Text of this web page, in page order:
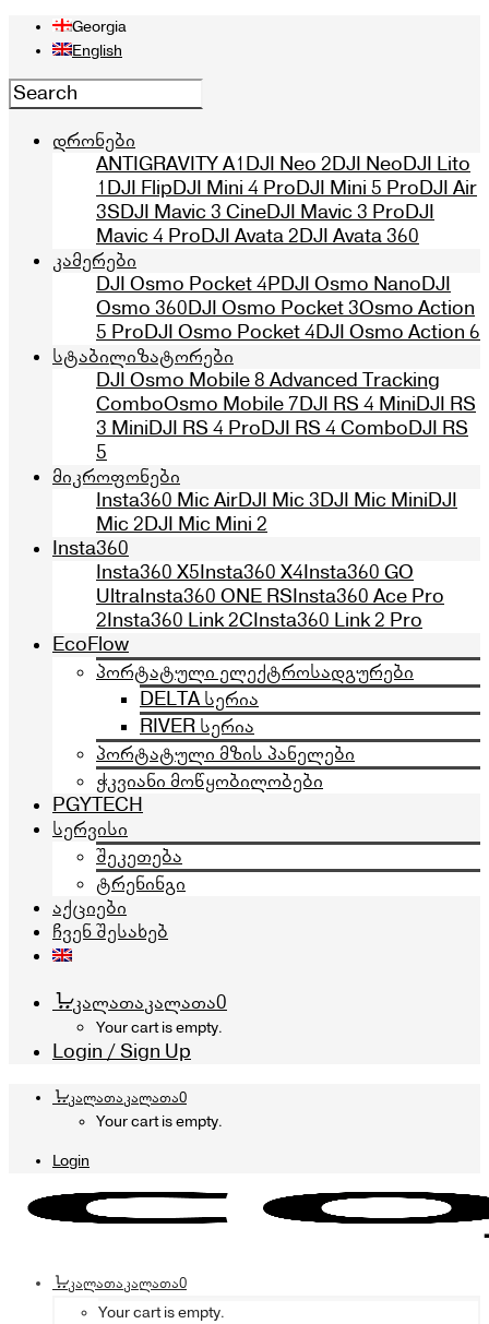
Georgia
English
დრონები
ANTIGRAVITY A1DJI Neo 2DJI NeoDJI Lito
1DJI FlipDJI Mini 4 ProDJI Mini 5 ProDJI Air
3SDJI Mavic 3 CineDJI Mavic 3 ProDJI
Mavic 4 ProDJI Avata 2DJI Avata 360
კამერები
DJI Osmo Pocket 4PDJI Osmo NanoDJI
Osmo 360DJI Osmo Pocket 3Osmo Action
5 ProDJI Osmo Pocket 4DJI Osmo Action 6
სტაბილიზატორები
DJI Osmo Mobile 8 Advanced Tracking
ComboOsmo Mobile 7DJI RS 4 MiniDJI RS
3 MiniDJI RS 4 ProDJI RS 4 ComboDJI RS
5
მიკროფონები
Insta360 Mic AirDJI Mic 3DJI Mic MiniDJI
Mic 2DJI Mic Mini 2
Insta360
Insta360 X5Insta360 X4Insta360 GO
UltraInsta360 ONE RSInsta360 Ace Pro
2Insta360 Link 2CInsta360 Link 2 Pro
EcoFlow
პორტატული ელექტროსადგურები
DELTA სერია
RIVER სერია
პორტატული მზის პანელები
ჭკვიანი მოწყობილობები
PGYTECH
სერვისი
შეკეთება
ტრენინგი
აქციები
ჩვენ შესახებ
კალათაკალათა0
Your cart is empty.
Login / Sign Up
კალათაკალათა0
Your cart is empty.
Login
კალათაკალათა0
Your cart is empty.